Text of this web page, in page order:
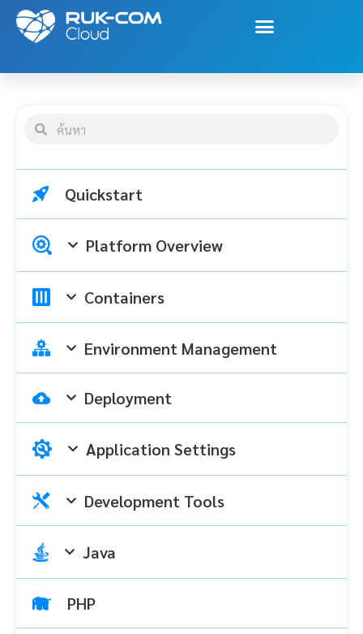
Quickstart
Platform Overview
Containers
Environment Management
Deployment
Application Settings
Development Tools
Java
PHP